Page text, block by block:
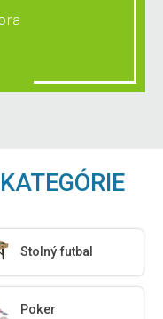
Stolný futbal
Poker